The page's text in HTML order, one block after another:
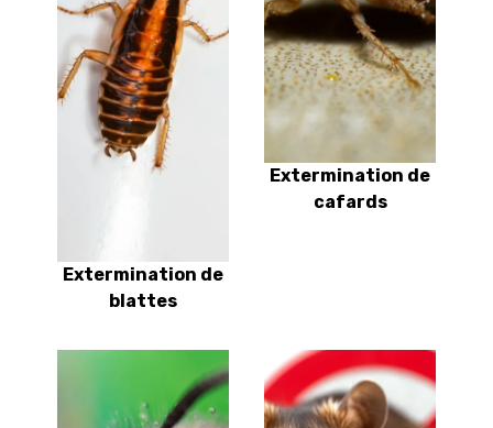
Extermination de
blattes
Extermination de
cafards